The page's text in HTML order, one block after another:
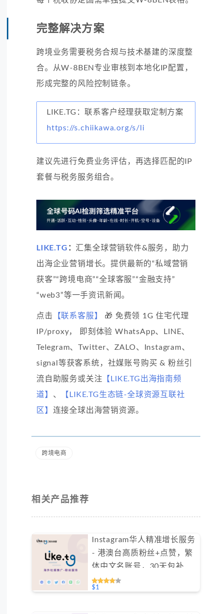
完整解决方案
跨境业务需要税务合规与技术基建的深度整
合。从W-8BEN专业审核到本地化IP配置，
形成完整的风险控制链条。
LIKE.TG：联系客户经理获取定制方案
https://s.chiikawa.org/s/li
建议先进行免费业务评估，再选择匹配的IP
套餐与税务服务组合。
LIKE.TG ： 汇集全球营销软件&服务，助力
出海企业营销增长。提供最新的“私域营销
获客”“跨境电商”“全球客服”“金融支持”
“web3”等一手资讯新闻。
点击 【联系客服】
🎁 免费领 1G 住宅代理
IP/proxy， 即刻体验 WhatsApp、LINE、
Telegram、Twitter、ZALO、Instagram、
signal等获客系统，社媒账号购买 & 粉丝引
流自助服务或关注 【LIKE.TG出海指南频
道】 、
【LIKE.TG生态链-全球资源互联社
区】 连接全球出海营销资源。
跨境电商
相关产品推荐
Instagram华人精准增长服务
- 港澳台高质粉丝+点赞，繁
体中文名账号，30天包补保
障（不支持免费测试）
$1